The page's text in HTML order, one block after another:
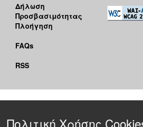
Δήλωση
Προσβασιμότητας
Πλοήγηση
FAQs
RSS
Πολιτική Χρήσης